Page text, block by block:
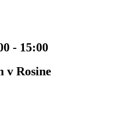
- 15:00
v Rosine